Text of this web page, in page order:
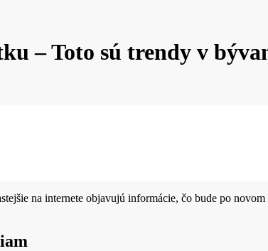
– Toto sú trendy v
na internete objavujú informácie, čo bude po